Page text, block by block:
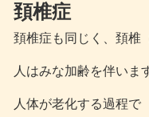
頚椎症
頚椎症も同じく、頚椎
人はみな加齢を伴いま
人体が老化する過程で